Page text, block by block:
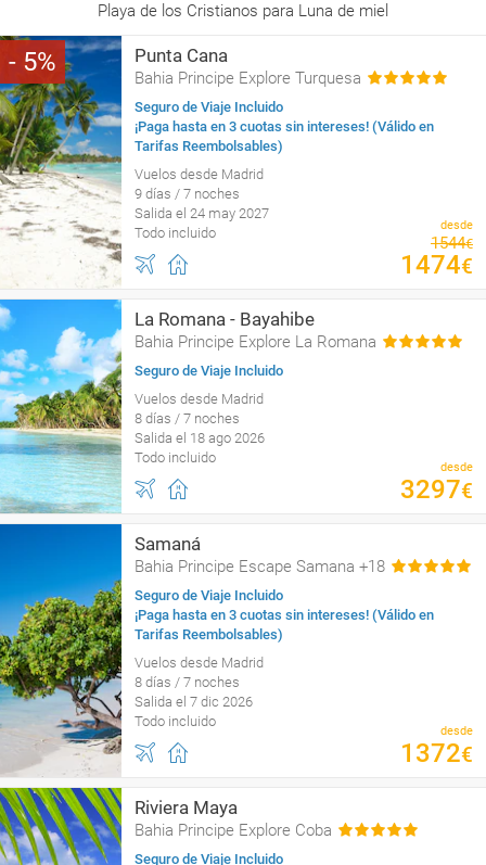
Playa de los Cristianos para Luna de miel
5 Punta Cana
Bahia Principe Explore Turquesa
Seguro de Viaje Incluido
¡Paga hasta en 3 cuotas sin intereses! (Válido en
Tarifas Reembolsables)
Vuelos desde Madrid
9 días / 7 noches
Salida el 24 may 2027
Todo incluido
desde
1544€
1474€
La Romana - Bayahibe
Bahia Principe Explore La Romana
Seguro de Viaje Incluido
Vuelos desde Madrid
8 días / 7 noches
Salida el 18 ago 2026
Todo incluido
desde
3297€
Samaná
Bahia Principe Escape Samana +18
Seguro de Viaje Incluido
¡Paga hasta en 3 cuotas sin intereses! (Válido en
Tarifas Reembolsables)
Vuelos desde Madrid
8 días / 7 noches
Salida el 7 dic 2026
Todo incluido
desde
1372€
Riviera Maya
Bahia Principe Explore Coba
Seguro de Viaje Incluido